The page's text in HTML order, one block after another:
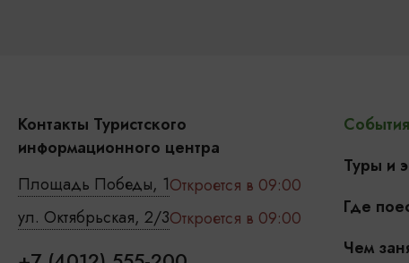
Контакты Туристского
информационного центра
Площадь Победы, 1Откроется в 09:00
ул. Октябрьская, 2/3Откроется в 09:00
События
Туры и
Где
Чем